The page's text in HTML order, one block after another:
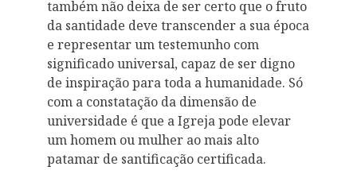
também não deixa de ser certo que o fruto
da santidade deve transcender a sua época
e representar um testemunho com
significado universal, capaz de ser digno
de inspiração para toda a humanidade. Só
com a constatação da dimensão de
universidade é que a Igreja pode elevar
um homem ou mulher ao mais alto
patamar de santificação certificada.